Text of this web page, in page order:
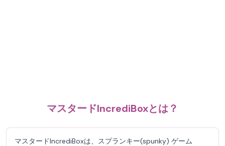
マスタードIncrediBoxとは？
マスタードIncrediBoxは、スプランキー(spunky) ゲーム